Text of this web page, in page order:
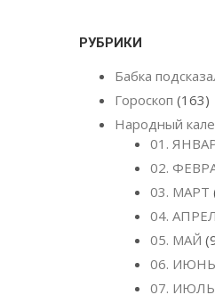
РУБРИКИ
Бабка
Гороскоп (163)
Народный
01.
02.
03. МАРТ
04.
05. МАЙ
06. ИЮНЬ
07. ИЮЛЬ